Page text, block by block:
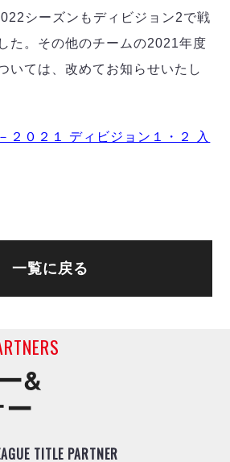
新居浜
道
だ
九州
Ｆ２）
台
飾
浜
シーズンもディビジョン2で戦
た。その他のチームの2021年度
いては、改めてお知らせいたし
２０２１ ディビジョン１・２ 入
一覧に戻る
&
TITLE PARTNER